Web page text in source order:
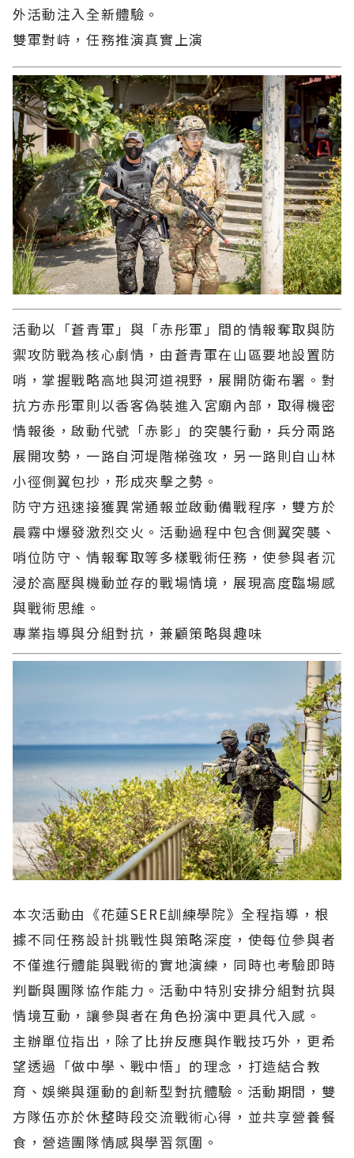
外活動注入全新體驗。
雙軍對峙，任務推演真實上演
活動以「蒼青軍」與「赤彤軍」間的情報奪取與防
禦攻防戰為核心劇情，由蒼青軍在山區要地設置防
哨，掌握戰略高地與河道視野，展開防衛布署。對
抗方赤彤軍則以香客偽裝進入宮廟內部，取得機密
情報後，啟動代號「赤影」的突襲行動，兵分兩路
展開攻勢，一路自河堤階梯強攻，另一路則自山林
小徑側翼包抄，形成夾擊之勢。
防守方迅速接獲異常通報並啟動備戰程序，雙方於
晨霧中爆發激烈交火。活動過程中包含側翼突襲、
哨位防守、情報奪取等多樣戰術任務，使參與者沉
浸於高壓與機動並存的戰場情境，展現高度臨場感
與戰術思維。
專業指導與分組對抗，兼顧策略與趣味
本次活動由《花蓮SERE訓練學院》全程指導，根
據不同任務設計挑戰性與策略深度，使每位參與者
不僅進行體能與戰術的實地演練，同時也考驗即時
判斷與團隊協作能力。活動中特別安排分組對抗與
情境互動，讓參與者在角色扮演中更具代入感。
主辦單位指出，除了比拚反應與作戰技巧外，更希
望透過「做中學、戰中悟」的理念，打造結合教
育、娛樂與運動的創新型對抗體驗。活動期間，雙
方隊伍亦於休整時段交流戰術心得，並共享營養餐
食，營造團隊情感與學習氛圍。